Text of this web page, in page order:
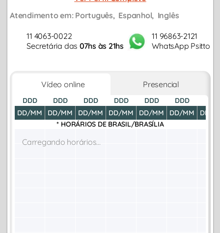
Atendimento em: Português Espanhol Inglês
11 4063-0022
Secretária das 07hs às 21hs
11 96863-2121
WhatsApp Psitto
Vídeo online Presencial
DDD
DD/MM
DDD
DD/MM
DDD
DD/MM
DDD
DD/MM
DDD
DD/MM
DDD
DD/MM
DD/
* HORÁRIOS DE BRASIL/BRASÍLIA
Carregando horários...